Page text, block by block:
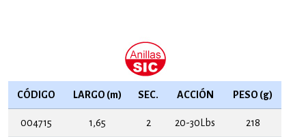
CÓDIGO LARGO (m) SEC. ACCIÓN PESO (g)
004715 1,65 2 20-30Lbs 218